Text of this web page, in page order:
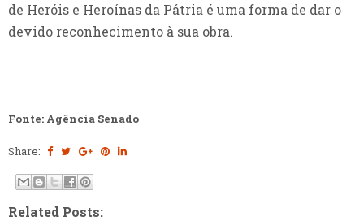
de Heróis e Heroínas da Pátria é uma forma de dar o
devido reconhecimento à sua obra.
Fonte: Agência Senado
Share:
Related Posts: